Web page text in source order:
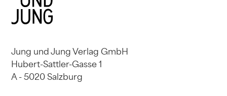
Jung und Jung Verlag GmbH
Hubert-Sattler-Gasse 1
A - 5020 Salzburg